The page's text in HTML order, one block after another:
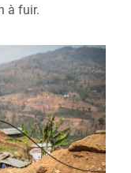
à fuir.